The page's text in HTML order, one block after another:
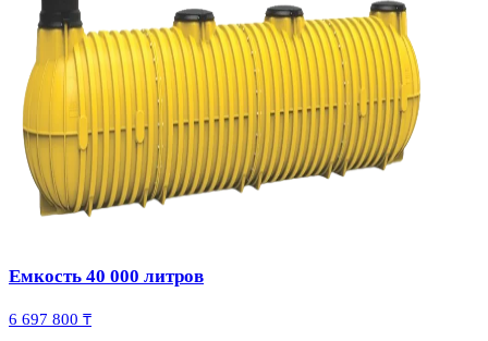
Емкость 40 000 литров
6 697 800 ₸